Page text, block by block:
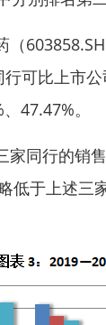
（603858.SH
行可比上市
47.47%。
同行的销售
低于上述三